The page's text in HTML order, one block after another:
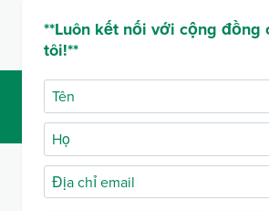
**Luôn kết nối với cộng đồng
tôi!**
Tên
Họ
Địa
chỉ